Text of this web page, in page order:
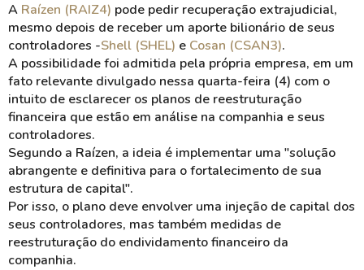
A Raízen (RAIZ4) pode pedir recuperação extrajudicial,
mesmo depois de receber um aporte bilionário de seus
controladores -Shell (SHEL) e Cosan (CSAN3).
A possibilidade foi admitida pela própria empresa, em um
fato relevante divulgado nessa quarta-feira (4) com o
intuito de esclarecer os planos de reestruturação
financeira que estão em análise na companhia e seus
controladores.
Segundo a Raízen, a ideia é implementar uma "solução
abrangente e definitiva para o fortalecimento de sua
estrutura de capital".
Por isso, o plano deve envolver uma injeção de capital dos
seus controladores, mas também medidas de
reestruturação do endividamento financeiro da
companhia.